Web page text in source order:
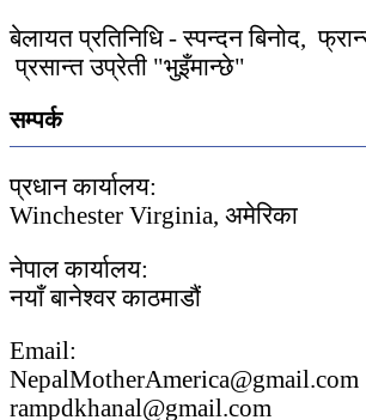
बेलायत प्रतिनिधि - स्पन्दन बिनोद,
प्रसान्त उप्रेती "भुइँमान्छे"
सम्पर्क
प्रधान कार्यालय:
Winchester Virginia, अमेरिका
नेपाल कार्यालय:
नयाँ बानेश्वर काठमाडौं
Email:
NepalMotherAmerica@gmail.com
rampdkhanal@gmail.com